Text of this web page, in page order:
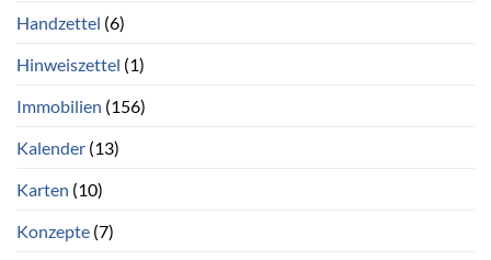
Handzettel (6)
Hinweiszettel (1)
Immobilien (156)
Kalender (13)
Karten (10)
Konzepte (7)